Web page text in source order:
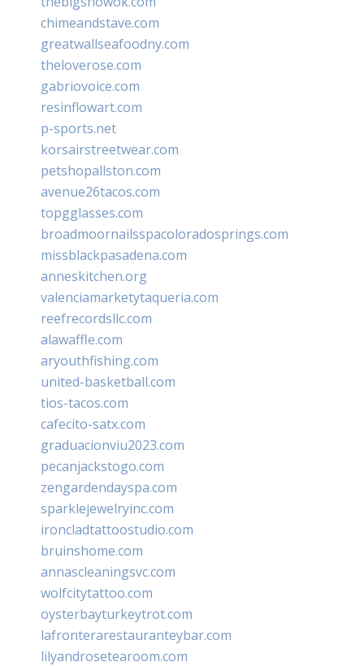
chimeandstave.com
greatwallseafoodny.com
theloverose.com
gabriovoice.com
resinflowart.com
p-sports.net
korsairstreetwear.com
petshopallston.com
avenue26tacos.com
topgglasses.com
broadmoornailsspacoloradosprings.com
missblackpasadena.com
anneskitchen.org
valenciamarketytaqueria.com
reefrecordsllc.com
alawaffle.com
aryouthfishing.com
united-basketball.com
tios-tacos.com
cafecito-satx.com
graduacionviu2023.com
pecanjackstogo.com
zengardendayspa.com
sparklejewelryinc.com
ironcladtattoostudio.com
bruinshome.com
annascleaningsvc.com
wolfcitytattoo.com
oysterbayturkeytrot.com
lafronterarestauranteybar.com
lilyandrosetearoom.com